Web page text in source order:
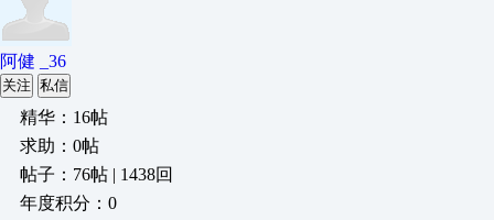
阿健 _36
关注 私信
精华：16帖
求助：0帖
帖子：76帖 | 1438回
年度积分：0